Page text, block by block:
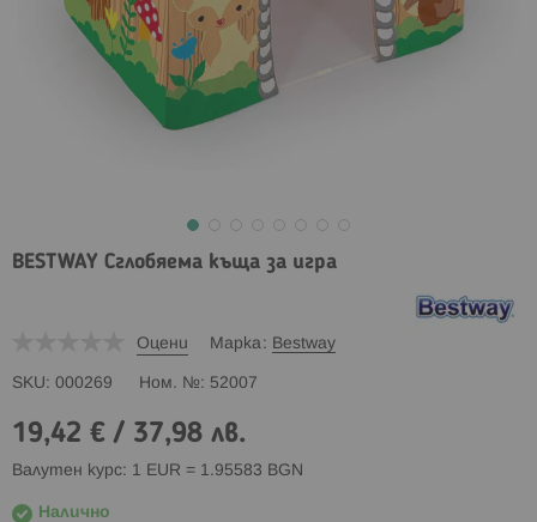
BESTWAY Сглобяема къща за игра
Оцени Марка Bestway
SKU 000269 Ном. № 52007
19,42 € / 37,98 лв.
Валутен курс: 1 EUR = 1.95583 BGN
Налично